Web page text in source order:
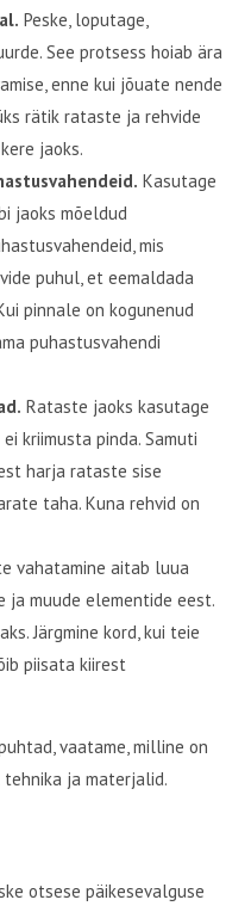
Peske, loputage,
See protsess hoiab ära
enne kui jõuate nende
rätik rataste ja rehvide
jaoks.
Kasutage
jaoks mõeldud
mis
puhul, et eemaldada
pinnale on kogunenud
puhastusvahendi
Rataste jaoks kasutage
kriimusta pinda. Samuti
harja rataste sise
taha. Kuna rehvid on
vahatamine aitab luua
ja muude elementide eest.
Järgmine kord, kui teie
piisata kiirest
vaatame, milline on
ja materjalid.
otsese päikesevalguse